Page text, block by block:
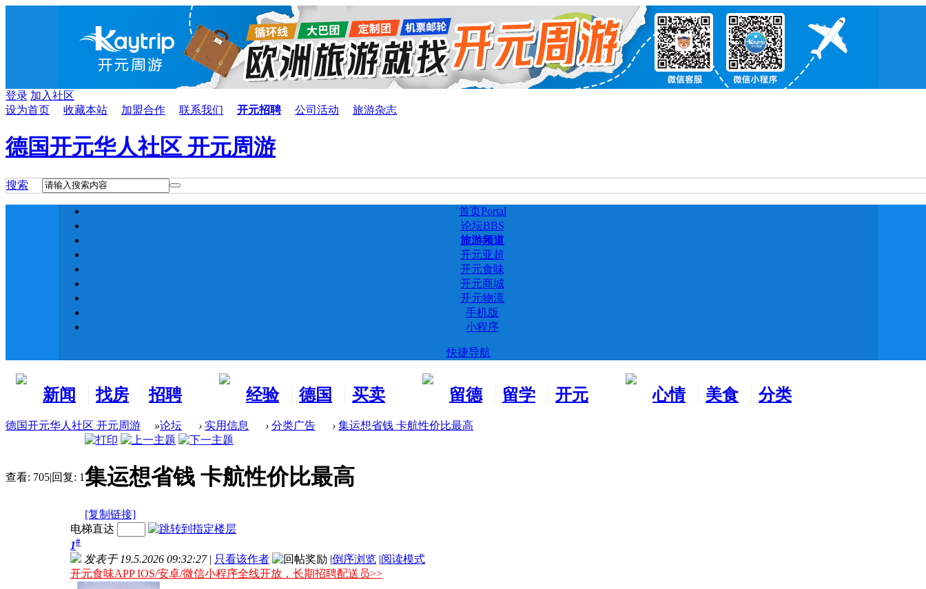
登录 加入社区
设为首页
收藏本站 加盟合作 联系我们 开元招聘 公司活动 旅游杂志
德国开元华人社区 开元周游
搜索
首页Portal
论坛BBS
旅游频道
开元亚超
开元食味
开元商城
开元物流
手机版
小程序
快捷导航
新闻
找房
招聘
经验
德国
生活
买卖
市场
留德
新生
留学
开元
心情
美食
分类
德国开元华人社区 开元周游 »论坛 › 实用信息 › 分类广告 › 集运想省钱 卡航性价比最高
查看: 705|回复: 1集运想省钱 卡航性价比最高
[复制链接]
电梯直达
1#
发表于 19.5.2026 09:32:27 | 只看该作者 |倒序浏览 |阅读模式
开元食味APP IOS/安卓/微信小程序全线开放，长期招聘配送员>>